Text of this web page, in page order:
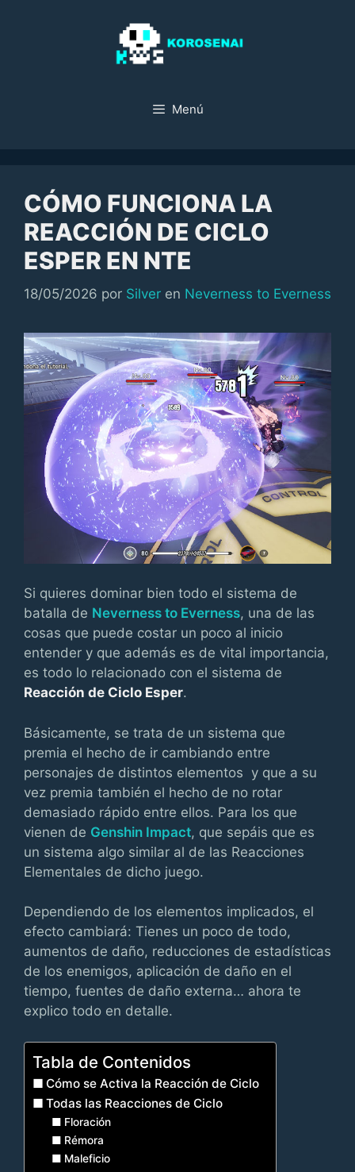
Menú
CÓMO FUNCIONA LA
REACCIÓN DE CICLO
ESPER EN NTE
18/05/2026 por Silver en Categorías
Neverness to Everness
Si quieres dominar bien todo el sistema de
batalla de Neverness to Everness, una de las
cosas que puede costar un poco al inicio
entender y que además es de vital importancia,
es todo lo relacionado con el sistema de
Reacción de Ciclo Esper.
Básicamente, se trata de un sistema que
premia el hecho de ir cambiando entre
personajes de distintos elementos y que a su
vez premia también el hecho de no rotar
demasiado rápido entre ellos. Para los que
vienen de Genshin Impact, que sepáis que es
un sistema algo similar al de las Reacciones
Elementales de dicho juego.
Dependiendo de los elementos implicados, el
efecto cambiará: Tienes un poco de todo,
aumentos de daño, reducciones de estadísticas
de los enemigos, aplicación de daño en el
tiempo, fuentes de daño externa… ahora te
explico todo en detalle.
Tabla de Contenidos
Cómo se Activa la Reacción de Ciclo
Todas las Reacciones de Ciclo
Floración
Rémora
Maleficio